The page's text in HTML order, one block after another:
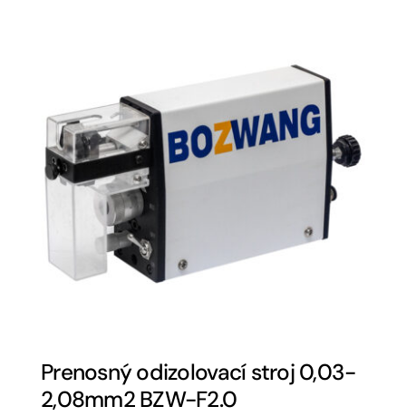
Prenosný odizolovací stroj 0,03-
2,08mm2 BZW-F2.0